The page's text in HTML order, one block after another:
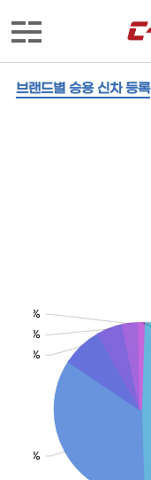
브랜드별 승용 신차 등록
: 34.9%
스: 7.5%
: 4.8%
3.1%